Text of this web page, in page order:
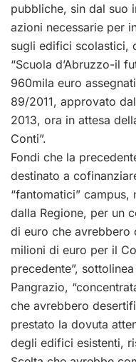
pubbliche, sin dal suo
azioni necessarie per
sugli edifici scolastici,
“Scuola d’Abruzzo-il
960mila euro
89/2011, approvato
2013, ora in attesa
Conti”.
Fondi che la
destinato a
“fantomatici”
dalla Regione, per un
di euro che avrebbero
milioni di euro per il
precedente”,
Pangrazio,
che avrebbero
prestato la dovuta
degli edifici esistenti,